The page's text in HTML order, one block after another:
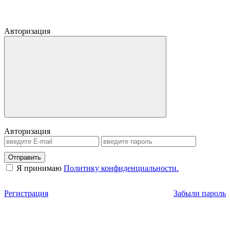
Авторизация
Авторизация
Отправить
Я принимаю Политику конфиденциальности.
Регистрация Забыли пароль